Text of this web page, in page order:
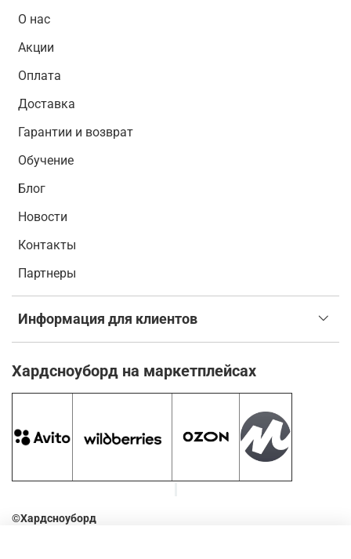
О нас
Акции
Оплата
Доставка
Гарантии и возврат
Обучение
Блог
Новости
Контакты
Партнеры
Информация для клиентов
Хардсноуборд на маркетплейсах
©Хардсноуборд